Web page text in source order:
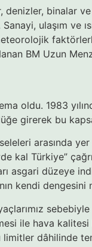
denizler, binalar
ulaşım ve
BM Uzun
oldu. 1983
girerek bu
arasında
kal Türkiye”
asgari düzeye
kendi dengesini
ile hava
dâhilinde